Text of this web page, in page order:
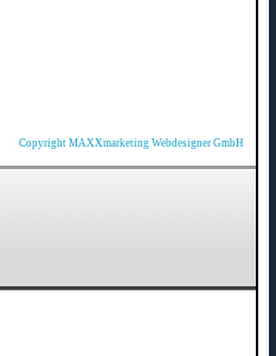
Copyright MAXXmarketing Webdesigner GmbH